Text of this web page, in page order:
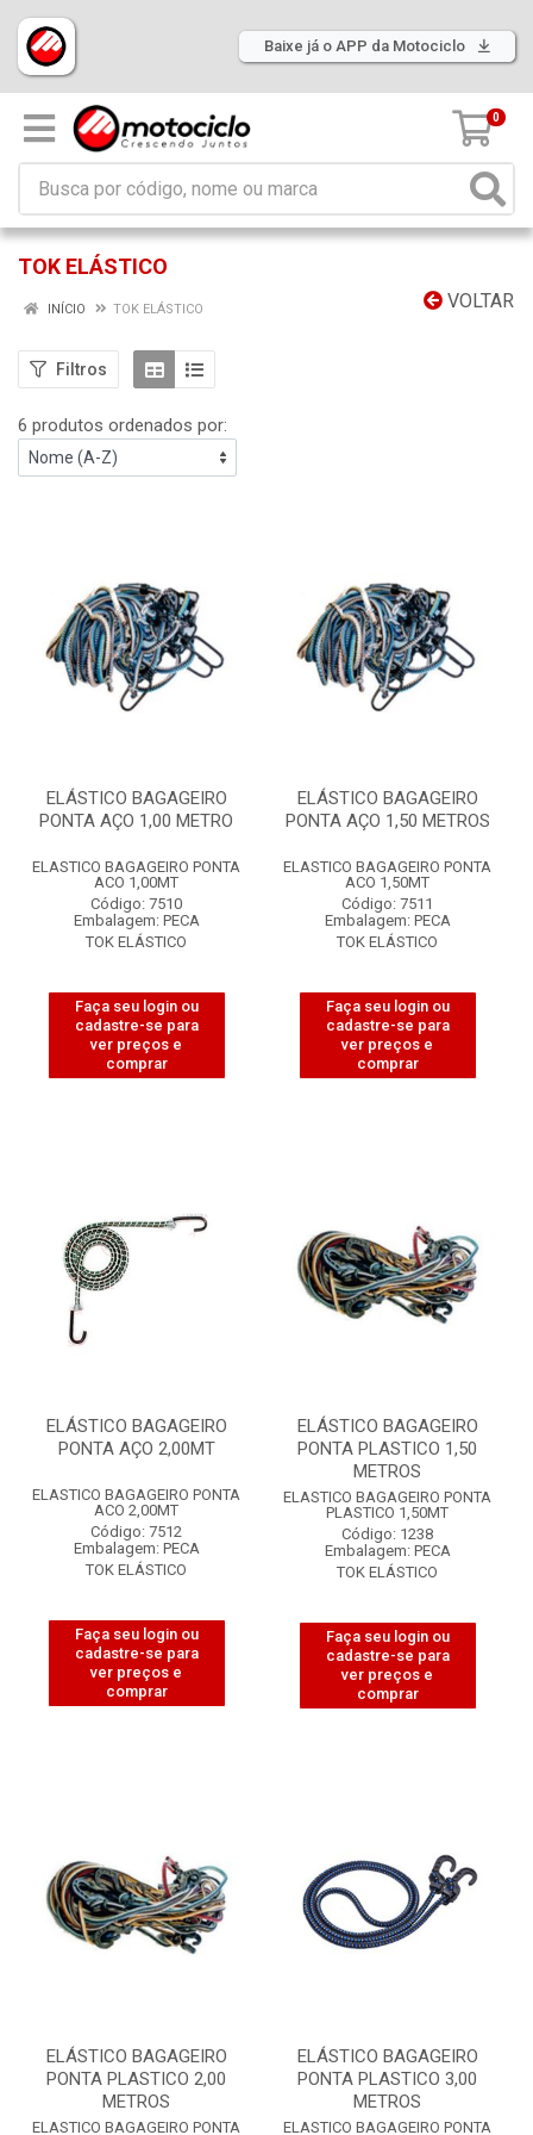
Baixe já o APP da Motociclo
0
TOK ELÁSTICO
VOLTAR
INÍCIO TOK ELÁSTICO
Filtros
6 produtos ordenados por:
ELÁSTICO BAGAGEIRO
PONTA AÇO 1,00 METRO
ELASTICO BAGAGEIRO PONTA
ACO 1,00MT
Código: 7510
Embalagem: PECA
TOK ELÁSTICO
Faça seu login ou
cadastre-se para
ver preços e
comprar
ELÁSTICO BAGAGEIRO
PONTA AÇO 1,50 METROS
ELASTICO BAGAGEIRO PONTA
ACO 1,50MT
Código: 7511
Embalagem: PECA
TOK ELÁSTICO
Faça seu login ou
cadastre-se para
ver preços e
comprar
ELÁSTICO BAGAGEIRO
PONTA AÇO 2,00MT
ELASTICO BAGAGEIRO PONTA
ACO 2,00MT
Código: 7512
Embalagem: PECA
TOK ELÁSTICO
Faça seu login ou
cadastre-se para
ver preços e
comprar
ELÁSTICO BAGAGEIRO
PONTA PLASTICO 1,50
METROS
ELASTICO BAGAGEIRO PONTA
PLASTICO 1,50MT
Código: 1238
Embalagem: PECA
TOK ELÁSTICO
Faça seu login ou
cadastre-se para
ver preços e
comprar
ELÁSTICO BAGAGEIRO
PONTA PLASTICO 2,00
METROS
ELASTICO BAGAGEIRO PONTA
ELÁSTICO BAGAGEIRO
PONTA PLASTICO 3,00
METROS
ELASTICO BAGAGEIRO PONTA